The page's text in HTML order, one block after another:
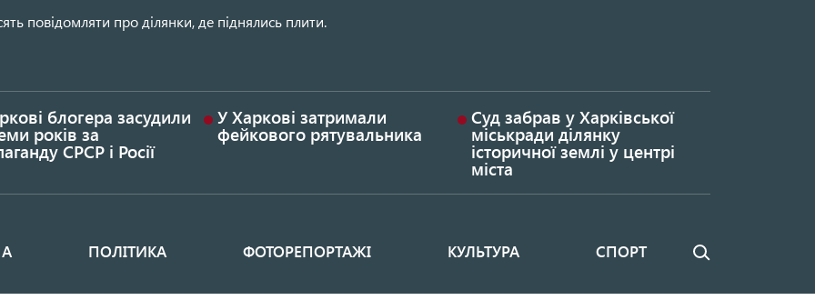
повідомляти про ділянки, де піднялись плити.
блогера засудили
років за
СРСР і Росії
У Харкові затримали
фейкового рятувальника
Суд забрав у Харківської
міськради ділянку
історичної землі у центрі
міста
ПОЛІТИКА ФОТОРЕПОРТАЖІ КУЛЬТУРА СПОРТ Пошук